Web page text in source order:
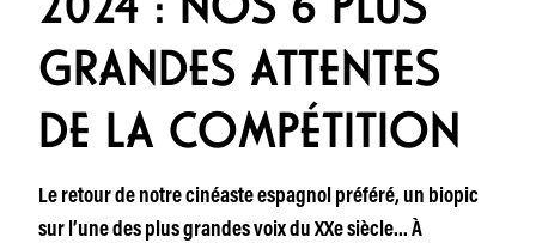
GRANDES ATTENTES
DE LA COMPÉTITION
Le retour de notre cinéaste espagnol préféré, un biopic
sur l’une des plus grandes voix du XXe siècle… À